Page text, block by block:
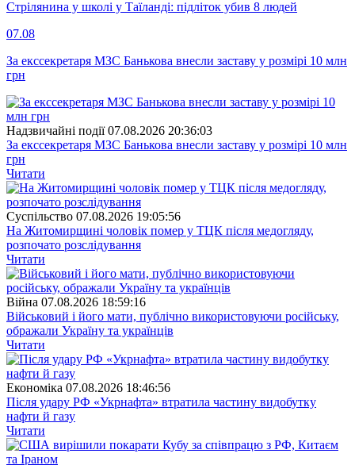
Стрілянина у школі у Таїланді: підліток убив 8 людей
07.08
За екссекретаря МЗС Банькова внесли заставу у розмірі 10 млн
грн
Надзвичайні події 07.08.2026 20:36:03
За екссекретаря МЗС Банькова внесли заставу у розмірі 10 млн
грн
Читати
Суспiльство 07.08.2026 19:05:56
На Житомирщині чоловік помер у ТЦК після медогляду,
розпочато розслідування
Читати
Війна 07.08.2026 18:59:16
Військовий і його мати, публічно використовуючи російську,
ображали Україну та українців
Читати
Економіка 07.08.2026 18:46:56
Після удару РФ «Укрнафта» втратила частину видобутку
нафти й газу
Читати